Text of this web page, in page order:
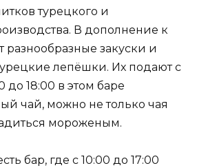
турецкого и
В дополнение к
разнообразные закуски и
лепёшки. Их подают с
до 18:00 в этом баре
чай, можно не только чая
мороженым.
бар, где с 10:00 до 17:00